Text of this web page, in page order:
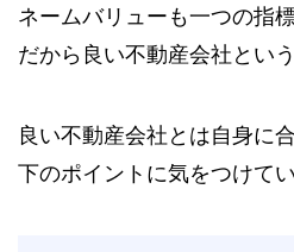
ネームバリューも一つの指
だから良い不動産会社とい
良い不動産会社とは自身に
下のポイントに気をつけて